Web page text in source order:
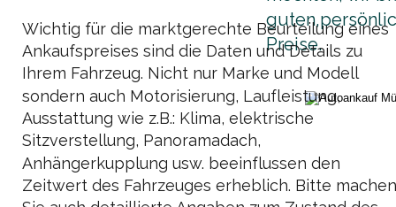
Preise.
Wichtig für die marktgerechte Beurteilung eines
Ankaufspreises sind die Daten und Details zu
Ihrem Fahrzeug. Nicht nur Marke und Modell
sondern auch Motorisierung, Laufleistung,
Ausstattung wie z.B.: Klima, elektrische
Sitzverstellung, Panoramadach,
Anhängerkupplung usw. beeinflussen den
Zeitwert des Fahrzeuges erheblich. Bitte